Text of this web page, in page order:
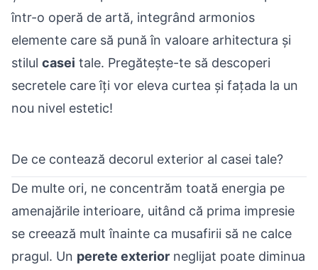
într-o operă de artă, integrând armonios
elemente care să pună în valoare arhitectura și
stilul casei tale. Pregătește-te să descoperi
secretele care îți vor eleva curtea și fațada la un
nou nivel estetic!
De ce contează decorul exterior al casei tale?
De multe ori, ne concentrăm toată energia pe
amenajările interioare, uitând că prima impresie
se creează mult înainte ca musafirii să ne calce
pragul. Un perete exterior neglijat poate diminua